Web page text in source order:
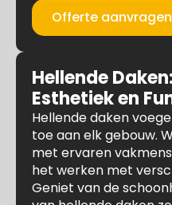
Offerte aanvragen
Hellende
Esthetiek en
Hellende daken
toe aan elk gebouw.
met ervaren
het werken met
Geniet van de